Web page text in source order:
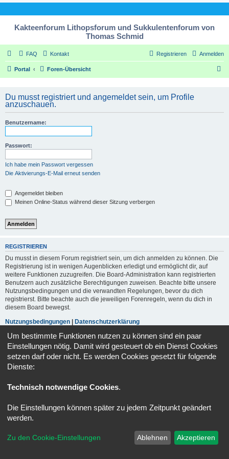
Kakteenforum Lithopsforum und Sukkulentenforum von
Thomas Schmid
FAQ Kontakt Anmelden
Registrieren
Portal Foren-Übersicht
Du musst registriert und angemeldet sein, um Profile
anzuschauen.
Benutzername:
Passwort:
Ich habe mein Passwort vergessen
Die Aktivierungs-E-Mail erneut senden
Angemeldet bleiben
Meinen Online-Status während dieser Sitzung verbergen
REGISTRIEREN
Du musst in diesem Forum registriert sein, um dich anmelden zu können. Die
Registrierung ist in wenigen Augenblicken erledigt und ermöglicht dir, auf
weitere Funktionen zuzugreifen. Die Board-Administration kann registrierten
Benutzern auch zusätzliche Berechtigungen zuweisen. Beachte bitte unsere
Nutzungsbedingungen und die verwandten Regelungen, bevor du dich
registrierst. Bitte beachte auch die jeweiligen Forenregeln, wenn du dich in
diesem Board bewegst.
Nutzungsbedingungen
Datenschutzerklärung
Registrieren
Powered byphpBB ® Forum Software © phpBB Limited
Datenschutz|Nutzungsbedingungen
Um bestimmte Funktionen nutzen zu können sind ein paar
Einstellungen nötig. Damit wird gesteuert ob ein Dienst Cookies
setzen darf oder nicht. Es werden Cookies gesetzt für folgende
Dienste:
Technisch notwendige Cookies.
Die Einstellungen können später zu jedem Zeitpunkt geändert
werden.
Zu den Cookie-Einstellungen Ablehnen Akzeptieren